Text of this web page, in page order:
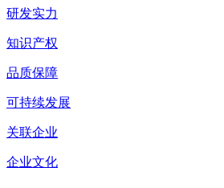
研发实力
知识产权
品质保障
可持续发展
关联企业
企业文化